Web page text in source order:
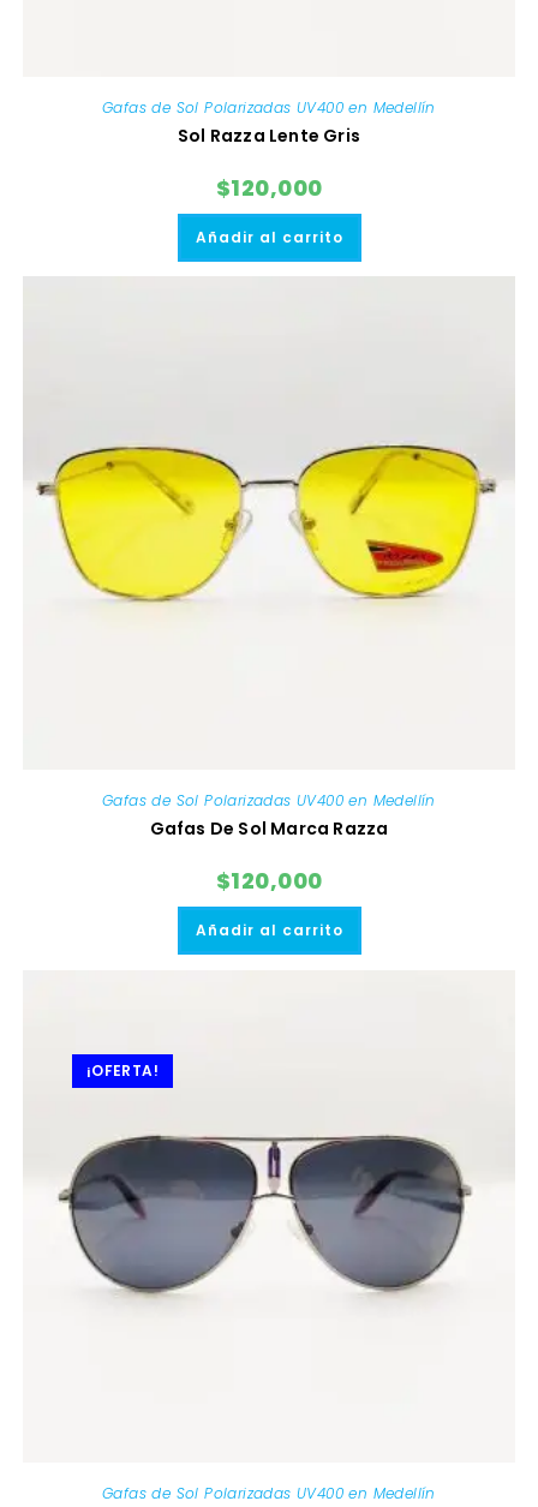
Gafas de Sol Polarizadas UV400 en Medellín
Sol Razza Lente Gris
$120,000
Añadir al carrito
Gafas de Sol Polarizadas UV400 en Medellín
Gafas De Sol Marca Razza
$120,000
Añadir al carrito
¡OFERTA!
Gafas de Sol Polarizadas UV400 en Medellín